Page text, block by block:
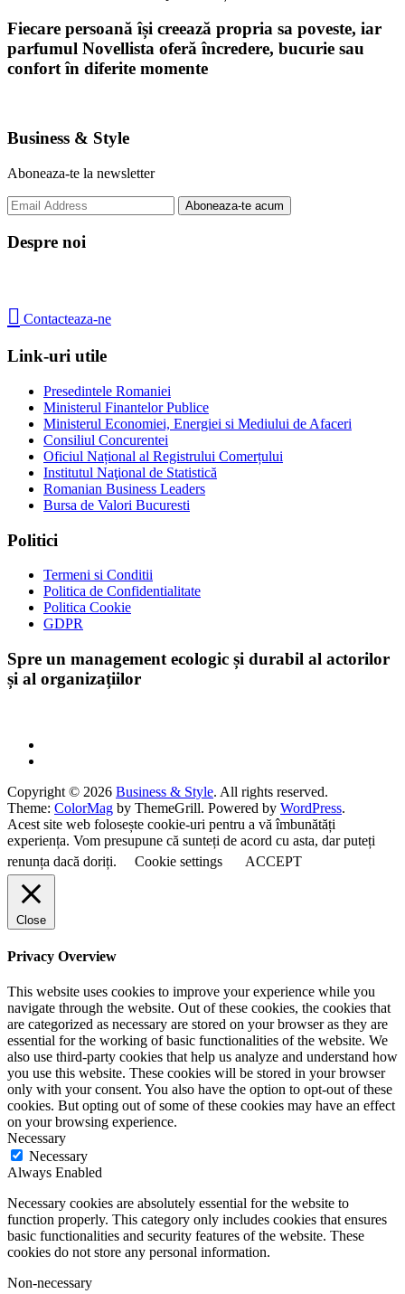
Fiecare persoană își creează propria sa poveste, iar
parfumul Novellista oferă încredere, bucurie sau
confort în diferite momente
Business & Style
Aboneaza-te la newsletter
Despre noi
 Contacteaza-ne
Link-uri utile
Presedintele Romaniei
Ministerul Finantelor Publice
Ministerul Economiei, Energiei si Mediului de Afaceri
Consiliul Concurentei
Oficiul Național al Registrului Comerțului
Institutul Naţional de Statistică
Romanian Business Leaders
Bursa de Valori Bucuresti
Politici
Termeni si Conditii
Politica de Confidentialitate
Politica Cookie
GDPR
Spre un management ecologic și durabil al actorilor
și al organizațiilor
Copyright © 2026 Business & Style. All rights reserved.
Theme: ColorMag by ThemeGrill. Powered by WordPress.
Acest site web folosește cookie-uri pentru a vă îmbunătăți
experiența. Vom presupune că sunteți de acord cu asta, dar puteți
renunța dacă doriți.
Cookie settings ACCEPT
Close
Privacy Overview
This website uses cookies to improve your experience while you
navigate through the website. Out of these cookies, the cookies that
are categorized as necessary are stored on your browser as they are
essential for the working of basic functionalities of the website. We
also use third-party cookies that help us analyze and understand how
you use this website. These cookies will be stored in your browser
only with your consent. You also have the option to opt-out of these
cookies. But opting out of some of these cookies may have an effect
on your browsing experience.
Necessary
Necessary
Always Enabled
Necessary cookies are absolutely essential for the website to
function properly. This category only includes cookies that ensures
basic functionalities and security features of the website. These
cookies do not store any personal information.
Non-necessary